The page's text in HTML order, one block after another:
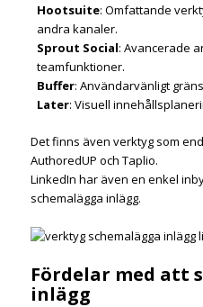
Hootsuite: Omfattande
andra kanaler.
Sprout Social: Avancerade
teamfunktioner.
Buffer: Användarvänligt
Later: Visuell
Det finns även verktyg som
AuthoredUP och Taplio.
LinkedIn har även en enkel
schemalägga inlägg.
Fördelar med att
inlägg